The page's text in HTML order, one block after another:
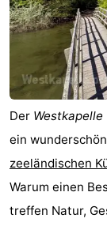
Der Westkapelle
ein
zeeländischen
Warum einen
treffen Natur,